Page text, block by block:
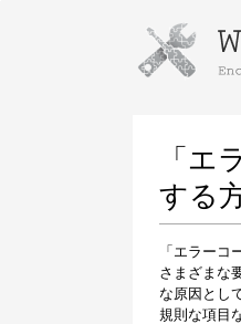
「エ
する
「エラーコ
さまざまな
な原因とし
規則な項目
Instructions for